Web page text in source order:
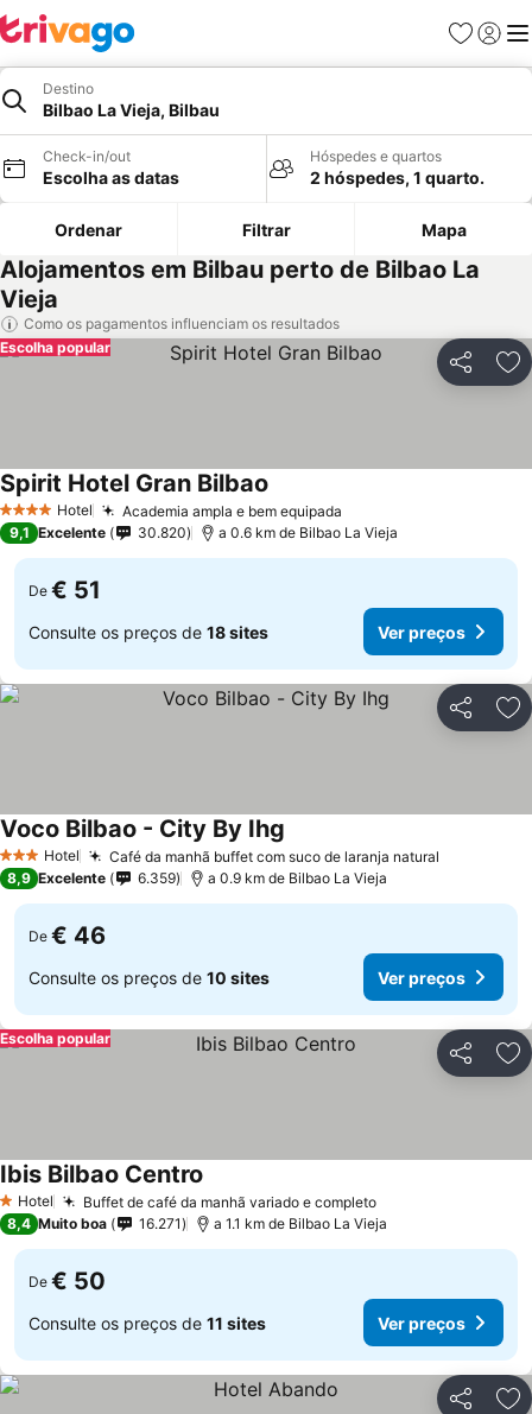
Favoritos
Iniciar
Destino
Bilbao La Vieja, Bilbau
Check-in/out
Escolha as datas
Hóspedes e quartos
2 hóspedes, 1 quarto.
Ordenar Filtrar Mapa
Alojamentos em Bilbau perto de Bilbao La
Vieja
Como os pagamentos influenciam os resultados
Partilhar
Escolha popular
4 EstrelasHotel Academia ampla e bem equipada
Spirit Hotel Gran Bilbao
9,1 Excelente 30.820 a 0.6 km de Bilbao La Vieja
De € 51
Consulte os preços de 18 sites Ver preços
Partilhar
3 EstrelasHotel Café da manhã buffet com suco de laranja natural
Voco Bilbao - City By Ihg
8,9 Excelente 6.359 a 0.9 km de Bilbao La Vieja
De € 46
Consulte os preços de 10 sites Ver preços
Partilhar
Escolha popular
1 Estrelas
Hotel Buffet de café da manhã variado e completo
Ibis Bilbao Centro
8,4 Muito boa 16.271 a 1.1 km de Bilbao La Vieja
De € 50
Consulte os preços de 11 sites Ver preços
Partilhar